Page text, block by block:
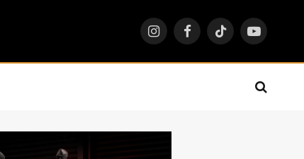
InstagramFacebookTikTokYouTube